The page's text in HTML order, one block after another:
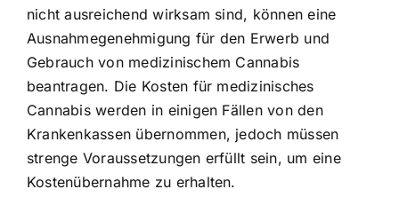
nicht ausreichend wirksam sind, können eine
Ausnahmegenehmigung für den Erwerb und
Gebrauch von medizinischem Cannabis
beantragen. Die Kosten für medizinisches
Cannabis werden in einigen Fällen von den
Krankenkassen übernommen, jedoch müssen
strenge Voraussetzungen erfüllt sein, um eine
Kostenübernahme zu erhalten.